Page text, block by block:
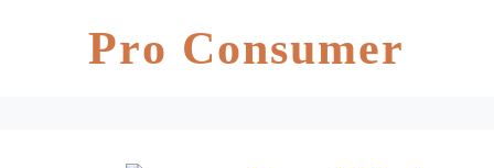
Pro Consumer